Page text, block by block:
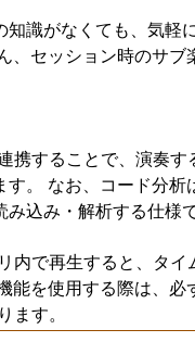
識がなくても、気軽
、セッション時のサブ
携することで、演奏す
。 なお、コード分析
込み・解析する仕様で
内で再生すると、タイ
能を使用する際は、必
す。